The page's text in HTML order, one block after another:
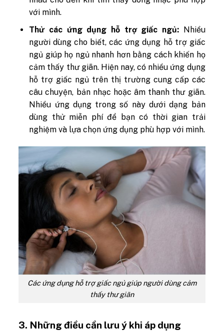
với mình.
Thử các ứng dụng hỗ trợ giấc ngủ: Nhiều
người dùng cho biết, các ứng dụng hỗ trợ giấc
ngủ giúp họ ngủ nhanh hơn bằng cách khiến họ
cảm thấy thư giãn. Hiện nay, có nhiều ứng dụng
hỗ trợ giấc ngủ trên thị trường cung cấp các
câu chuyện, bản nhạc hoặc âm thanh thư giãn.
Nhiều ứng dụng trong số này dưới dạng bản
dùng thử miễn phí để bạn có thời gian trải
nghiệm và lựa chọn ứng dụng phù hợp với mình.
Các ứng dụng hỗ trợ giấc ngủ giúp người dùng cảm
thấy thư giãn
3. Những điều cần lưu ý khi áp dụng